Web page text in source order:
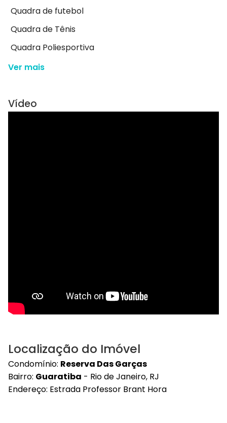
Quadra de futebol
Quadra de Tênis
Quadra Poliesportiva
Ver mais
Vídeo
Localização do Imóvel
Condomínio: Reserva Das Garças
Bairro: Guaratiba - Rio de Janeiro, RJ
Endereço: Estrada Professor Brant Hora